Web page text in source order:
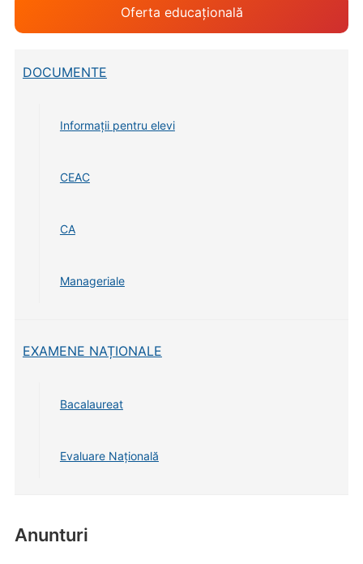
Oferta educațională
DOCUMENTE
Informații pentru elevi
CEAC
CA
Manageriale
EXAMENE NAȚIONALE
Bacalaureat
Evaluare Națională
Anunturi